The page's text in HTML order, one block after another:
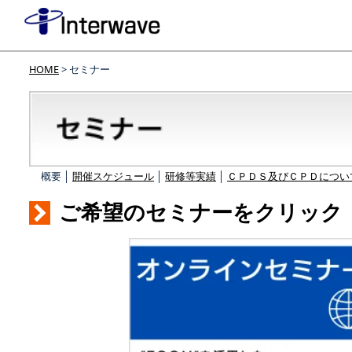
HOME> セミナー
概要 │ 開催スケジュール 研修等実績 ＣＰＤＳ及びＣＰＤにつ
ご希望のセミナーをクリック